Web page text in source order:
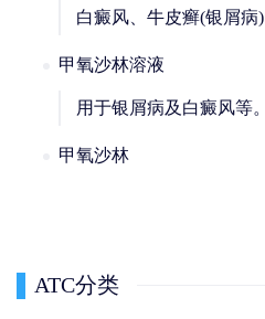
白癜风、牛皮癣(银屑病)
甲氧沙林溶液
用于银屑病及白癜风等。
甲氧沙林
ATC分类